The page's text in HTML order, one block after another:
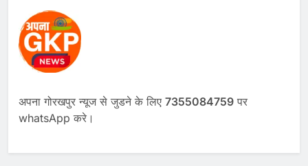
अपना गोरखपुर न्यूज से जुडने के लिए 7355084759 पर
whatsApp करे।